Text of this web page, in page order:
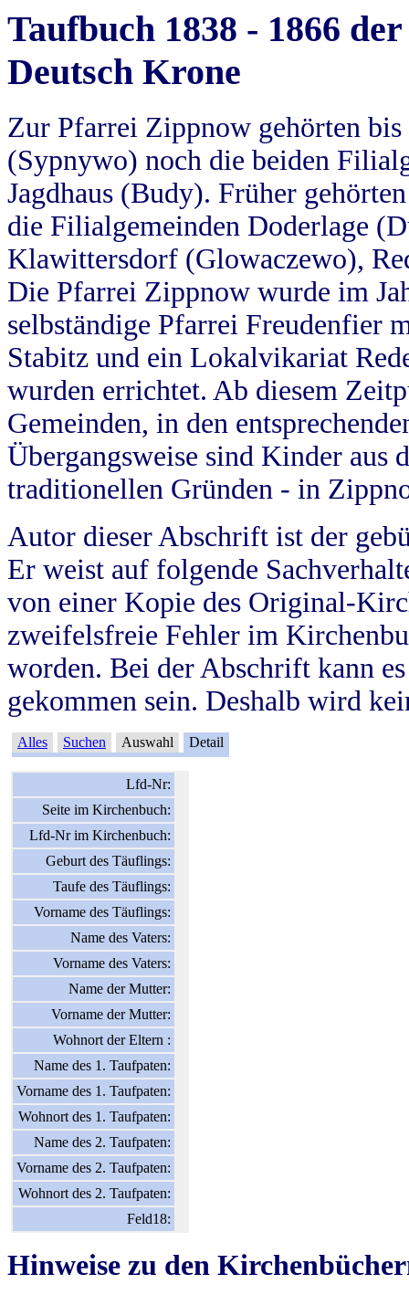
Taufbuch 1838 - 1866
Deutsch Krone
Zur Pfarrei Zippnow gehörten
(Sypnywo) noch die beiden
Jagdhaus (Budy). Früher
die Filialgemeinden Doderlage
Klawittersdorf (Glowaczewo),
Die Pfarrei Zippnow wurde im
selbständige Pfarrei Freudenfier
Stabitz und ein Lokalvikariat
wurden errichtet. Ab diesem
Gemeinden, in den
Übergangsweise sind Kinder aus
traditionellen Gründen - in
Autor dieser Abschrift ist der
Er weist auf folgende
von einer Kopie des Original-
zweifelsfreie Fehler im
worden. Bei der Abschrift kann
gekommen sein. Deshalb wird
Alles Suchen Auswahl Detail
Lfd-Nr:
Seite im Kirchenbuch:
Lfd-Nr im Kirchenbuch:
Geburt des Täuflings:
Taufe des Täuflings:
Vorname des Täuflings:
Name des Vaters:
Vorname des Vaters:
Name der Mutter:
Vorname der Mutter:
Wohnort der Eltern :
Name des 1. Taufpaten:
Vorname des 1. Taufpaten:
Wohnort des 1. Taufpaten:
Name des 2. Taufpaten:
Vorname des 2. Taufpaten:
Wohnort des 2. Taufpaten:
Feld18:
Hinweise zu den